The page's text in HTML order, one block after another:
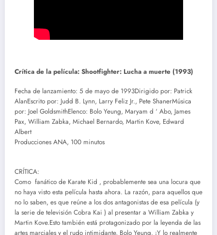
Crítica de la película: Shootfighter: Lucha a muerte (1993)
Fecha de lanzamiento: 5 de mayo de 1993Dirigido por: Patrick
AlanEscrito por: Judd B. Lynn, Larry Feliz Jr., Pete ShanerMúsica
por: Joel GoldsmithElenco: Bolo Yeung, Maryam d ‘ Abo, James
Pax, William Zabka, Michael Bernardo, Martin Kove, Edward
Albert
Producciones ANA, 100 minutos
CRÍTICA:
Como fanático de Karate Kid , probablemente sea una locura que
no haya visto esta película hasta ahora. La razón, para aquellos que
no lo saben, es que reúne a los dos antagonistas de esa película (y
la serie de televisión Cobra Kai ) al presentar a William Zabka y
Martin Kove.Esto también está protagonizado por la leyenda de las
artes marciales y el rudo intimidante, Bolo Yeung. ¡Y lo realmente